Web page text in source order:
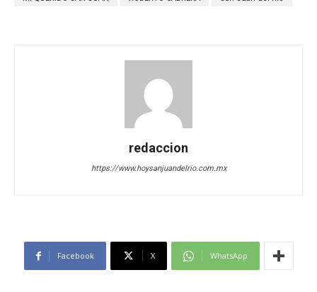
redaccion
https://www.hoysanjuandelrio.com.mx
Facebook X WhatsApp